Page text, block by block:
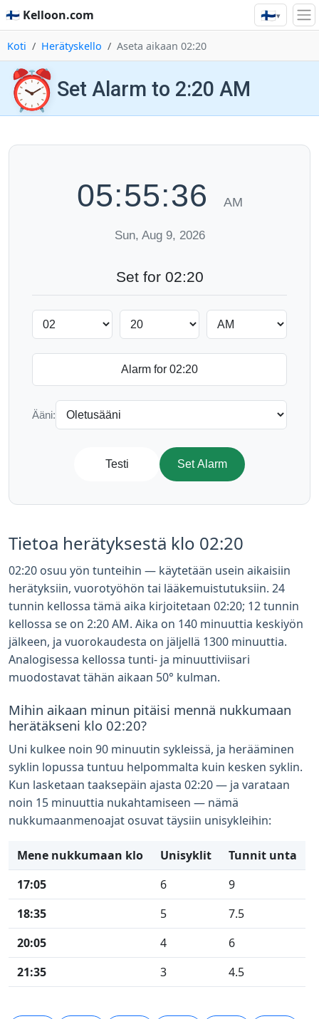
🇫🇮 Kelloon.com 🇫🇮▾
Koti Herätyskello Aseta aikaan 02:20
⏰ Set Alarm to 2:20 AM
05:55:37 AM
Sun, Aug 9, 2026
Set for 02:20
Ääni:
Testi Set Alarm
Tietoa herätyksestä klo 02:20
02:20 osuu yön tunteihin — käytetään usein aikaisiin
herätyksiin, vuorotyöhön tai lääkemuistutuksiin. 24
tunnin kellossa tämä aika kirjoitetaan 02:20; 12 tunnin
kellossa se on 2:20 AM. Aika on 140 minuuttia keskiyön
jälkeen, ja vuorokaudesta on jäljellä 1300 minuuttia.
Analogisessa kellossa tunti- ja minuuttiviisari
muodostavat tähän aikaan 50° kulman.
Mihin aikaan minun pitäisi mennä nukkumaan
herätäkseni klo 02:20?
Uni kulkee noin 90 minuutin sykleissä, ja herääminen
syklin lopussa tuntuu helpommalta kuin kesken syklin.
Kun lasketaan taaksepäin ajasta 02:20 — ja varataan
noin 15 minuuttia nukahtamiseen — nämä
nukkumaanmenoajat osuvat täysiin unisykleihin:
Mene nukkumaan klo Unisyklit
Tunnit unta
17:05
6
9
18:35
5
7.5
20:05
4
6
21:35
3 4.5